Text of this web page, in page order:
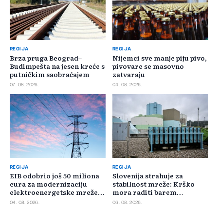
REGIJA
Brza pruga Beograd–
Budimpešta na jesen kreće s
putničkim saobraćajem
07. 08. 2026.
REGIJA
Nijemci sve manje piju pivo,
pivovare se masovno
zatvaraju
04. 08. 2026.
REGIJA
EIB odobrio još 50 miliona
eura za modernizaciju
elektroenergetske mreže
Slovačke
04. 08. 2026.
REGIJA
Slovenija strahuje za
stabilnost mreže: Krško
mora raditi barem
minimalnim kapacitetom
06. 08. 2026.